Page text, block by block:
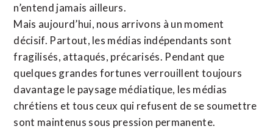
n’entend jamais ailleurs.
Mais aujourd’hui, nous arrivons à un moment
décisif. Partout, les médias indépendants sont
fragilisés, attaqués, précarisés. Pendant que
quelques grandes fortunes verrouillent toujours
davantage le paysage médiatique, les médias
chrétiens et tous ceux qui refusent de se soumettre
sont maintenus sous pression permanente.